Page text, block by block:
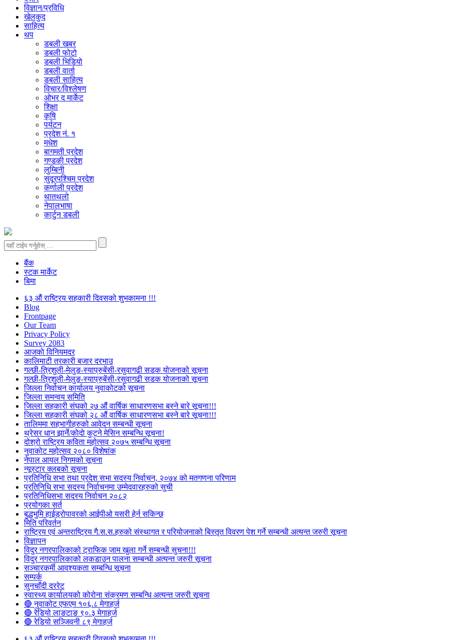
विज्ञान/प्रविधि
खेलकुद
साहित्य
थप
डबली खबर
डबली फोटो
डबली भिडियो
डबली वार्ता
डबली साहित्य
विचार/विश्‍लेषण
ओभर द मार्केट
शिक्षा
कृषि
पर्यटन
प्रदेश नं. १
मधेश
बागमती प्रदेश
गण्डकी प्रदेश
लुम्बिनी
सुदूरपश्चिम प्रदेश
कर्णाली प्रदेश
थातथलो
नेपालभाषा
कार्टुन डबली
बैंक
स्टक मार्केट
बिमा
६३ औं राष्ट्रिय सहकारी दिवसको शुभकामना !!!
Blog
Frontpage
Our Team
Privacy Policy
Survey 2083
आजकाे विनियमदर
कालिमाटी तरकारी बजार दरभाउ
गल्छी-त्रिशुली-मेलुङ-स्याप्रुबेंसी-रसुवागढी सडक योजनाको सूचना
गल्छी-त्रिशुली-मेलुङ-स्याप्रुबेंसी-रसुवागढी सडक योजनाको सूचना
जिल्ला निर्वाचन कार्यालय नुवाकोटको सूचना
जिल्ला समन्वय समिति
जिल्ला सहकारी संघको २७ औं वार्षिक साधारणसभा बस्ने बारे सूचना!!!
जिल्ला सहकारी संघको २८ औं वार्षिक साधारणसभा बस्ने बारे सूचना!!!
तालिममा सहभागीहरुको आवेदन सम्बन्धी सूचना
थ्रेसर धान झार्ने/काेदाे कुट्ने मेसिन सम्बन्धि सूचना!
दोश्रो राष्ट्रिय कविता महोत्सव २०७५ सम्बन्धि सूचना
नुवाकोट महोत्सव २०८० विशेषांक
नेपाल आयल निगमको सूचना
न्यूस्टार क्लबको सूचना
प्रतिनिधि सभा तथा प्रदेश सभा सदस्य निर्वाचन, २०७४ को मतगणना परिणाम
प्रतिनिधि सभा सदस्य निर्वाचनमा उम्मेदवारहरुको सुची
प्रतिनिधिसभा सदस्य निर्वाचन २०८२
प्रयोगका सर्त
बुद्धभुमि हाईड्रोपावरको आईपीओ यसरी हेर्न सकिन्छ
मिति परिवर्तन
राष्ट्रिय एवं अन्तराष्ट्रिय गै.स.स.हरुको संस्थागत र परियोजनाको बिस्तृत विवरण पेश गर्ने सम्बन्धी अत्यन्त जरुरी सूचना
विज्ञापन
विदुर नगरपालिकाको ट्राफिक जाम खुला गर्ने सम्बन्धी सुचना!!!
विदुर नगरपालिकाको लकडाउन पालना सम्बन्धी अत्यन्त जरुरी सूचना
सञ्चारकर्मी आवश्यकता सम्बन्धि सूचना
सम्पर्क
सुनचाँदी दररेट
स्वास्थ्य कार्यालयको कोरोना संक्रमण सम्बन्धि अत्यन्त जरुरी सूचना
🔴 नुवाकोट एफएम १०६.८ मेगाहर्ज
🔴 रेडियो लाङटाङ ९०.३ मेगाहर्ज
🔴 रेडियो सञ्जिवनी ८९ मेगाहर्ज